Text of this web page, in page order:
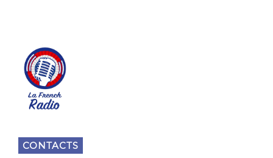
CONTACTS